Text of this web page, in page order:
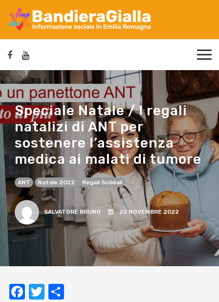
Speciale Natale / I regali
natalizi di ANT per
sostenere l’assistenza
medica ai malati di tumore
ANT Natale 2022 Regali Solidali
SALVATORE BRUNO 22 NOVEMBRE 2022
Facebook
Twitter